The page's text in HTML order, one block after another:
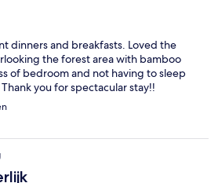
dinners and breakfasts. Loved the
the forest area with bamboo
of bedroom and not having to sleep
you for spectacular stay!!